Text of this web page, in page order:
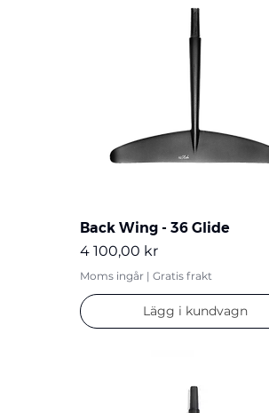
Back Wing - 36 Glide
Pris
4 100,00 kr
Moms ingår | Gratis frakt
Lägg i kundvagn